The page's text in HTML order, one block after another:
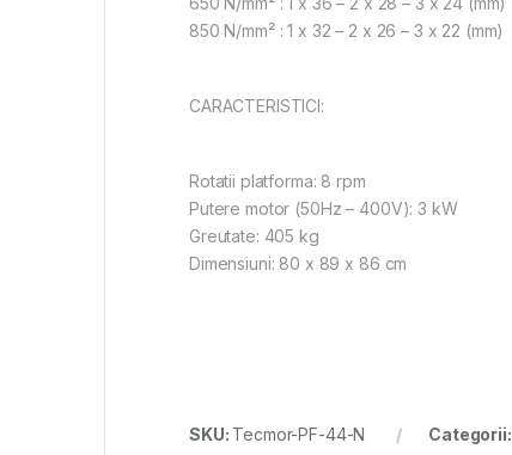
850 N/mm² : 1 x 32 – 2 x 26 – 3 x 22 (mm)
CARACTERISTICI:
Rotatii platforma: 8 rpm
Putere motor (50Hz – 400V): 3 kW
Greutate: 405 kg
Dimensiuni: 80 x 89 x 86 cm
SKU: Tecmor-PF-44-N Categorii: